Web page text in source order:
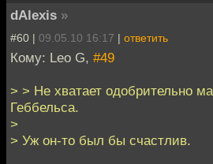
dAlexis »
#60 | 09.05.10 16:17 | ответить
Кому: Leo G, #49
> > Не хватает одобрительно
Геббельса.
>
> Уж он-то был бы счастлив.